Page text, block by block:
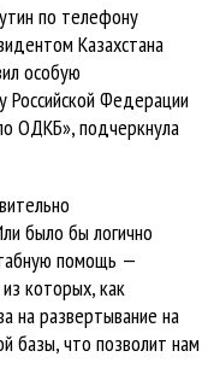
по телефону
Казахстана
особую
Российской Федерации
ОДКБ», подчеркнула
было бы логично
помощь —
которых, как
на развертывание на
базы, что позволит нам